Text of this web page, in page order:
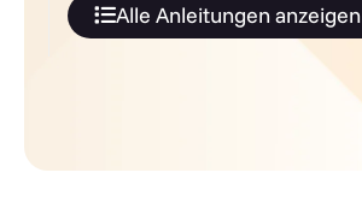
Alle Anleitungen anzeigen